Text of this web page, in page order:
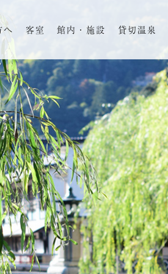
へ 客室 館内・施設 貸切温泉